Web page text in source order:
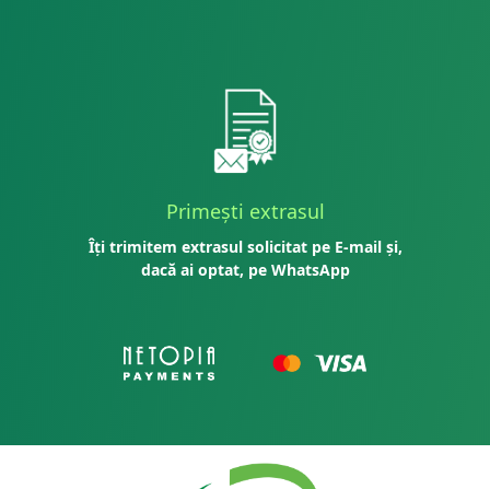
Primești extrasul
Îți trimitem extrasul solicitat pe E-mail și,
dacă ai optat, pe WhatsApp